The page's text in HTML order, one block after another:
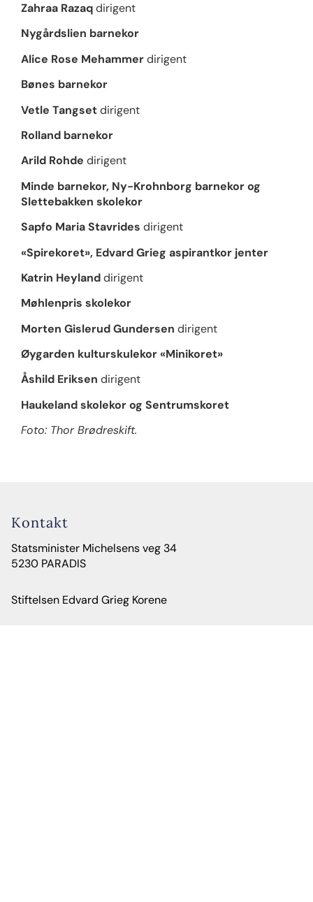
Zahraa Razaqdirigent
Nygårdslien barnekor
Alice Rose Mehammerdirigent
Bønes barnekor
Vetle Tangsetdirigent
Rolland barnekor
Arild Rohde dirigent
Minde barnekor, Ny-Krohnborg barnekor og
Slettebakken skolekor
Sapfo Maria Stavrides dirigent
«Spirekoret», Edvard Grieg aspirantkor jenter
Katrin Heylanddirigent
Møhlenpris skolekor
Morten Gislerud Gundersen dirigent
Øygarden kulturskulekor «Minikoret»
Åshild Eriksen dirigent
Haukeland skolekor og Sentrumskoret
Foto: Thor Brødreskift.
Kontakt
Statsminister Michelsens veg 34
5230 PARADIS
Stiftelsen Edvard Grieg Korene